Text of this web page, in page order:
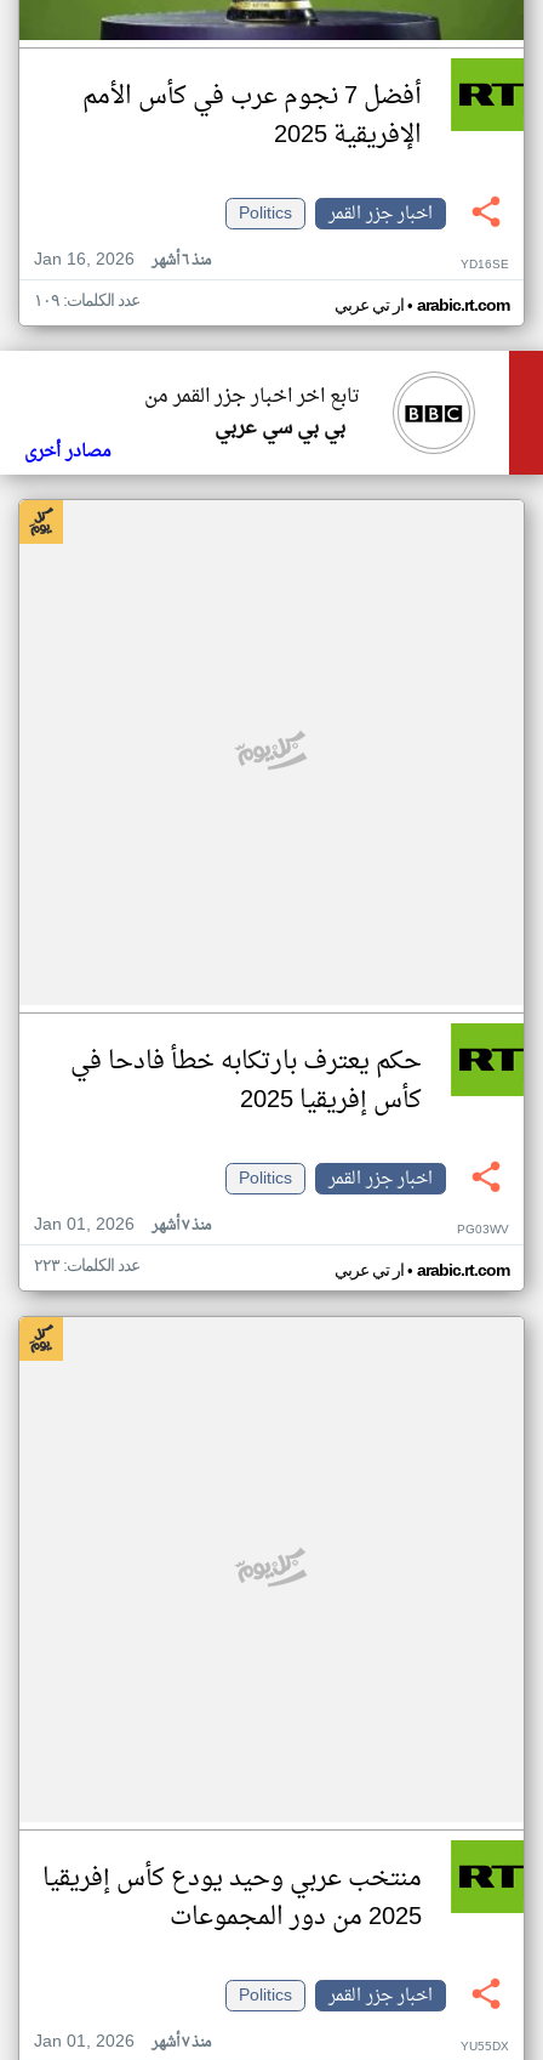
أفضل 7 نجوم عرب في كأس الأمم
الإفريقية 2025
اخبار جزر القمر
Politics
Jan 16, 2026
منذ ٦ أشهر YD16SE
ار تي عربي• arabic.rt.com عدد الكلمات: ١٠٩
تابع اخر اخبار جزر القمر من
بي بي سي عربي
مصادر أخرى
حكم يعترف بارتكابه خطأ فادحا في
كأس إفريقيا 2025
اخبار جزر القمر
Politics
Jan 01, 2026
منذ ٧ أشهر PG03WV
ار تي عربي• arabic.rt.com عدد الكلمات: ٢٢٣
منتخب عربي وحيد يودع كأس إفريقيا
2025 من دور المجموعات
اخبار جزر القمر
Politics
Jan 01, 2026
منذ ٧ أشهر YU55DX